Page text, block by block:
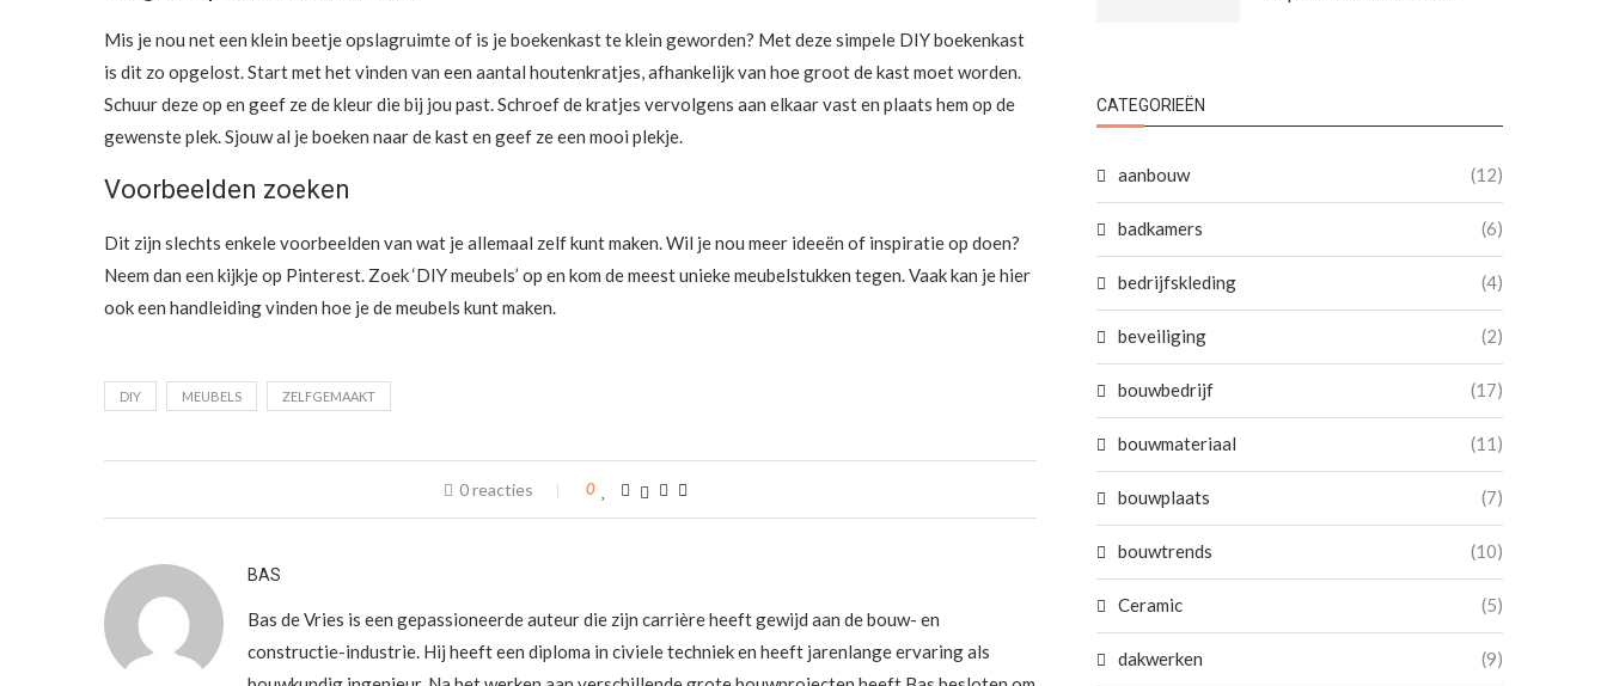
Mis je nou net een klein beetje opslagruimte of is je boekenkast te klein geworden? Met deze simpele DIY boekenkast
is dit zo opgelost. Start met het vinden van een aantal houtenkratjes, afhankelijk van hoe groot de kast moet worden.
Schuur deze op en geef ze de kleur die bij jou past. Schroef de kratjes vervolgens aan elkaar vast en plaats hem op de
gewenste plek. Sjouw al je boeken naar de kast en geef ze een mooi plekje.
Voorbeelden zoeken
Dit zijn slechts enkele voorbeelden van wat je allemaal zelf kunt maken. Wil je nou meer ideeën of inspiratie op doen?
Neem dan een kijkje op Pinterest. Zoek ‘DIY meubels’ op en kom de meest unieke meubelstukken tegen. Vaak kan je hier
ook een handleiding vinden hoe je de meubels kunt maken.
DIY MEUBELS ZELFGEMAAKT
0 reacties 0
BAS
Bas de Vries is een gepassioneerde auteur die zijn carrière heeft gewijd aan de bouw- en
constructie-industrie. Hij heeft een diploma in civiele techniek en heeft jarenlange ervaring als
CATEGORIEËN
aanbouw (12)
badkamers (6)
bedrijfskleding (4)
beveiliging (2)
bouwbedrijf (17)
bouwmateriaal (11)
bouwplaats (7)
bouwtrends (10)
Ceramic (5)
dakwerken (9)